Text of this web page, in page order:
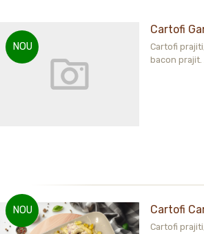
NOU
Cartofi
Cartofi
bacon
NOU Cartofi
Cartofi